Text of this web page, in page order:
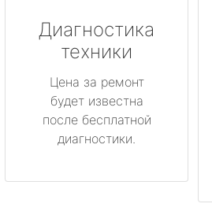
Диагностика
техники
Цена за ремонт
будет известна
после бесплатной
диагностики.